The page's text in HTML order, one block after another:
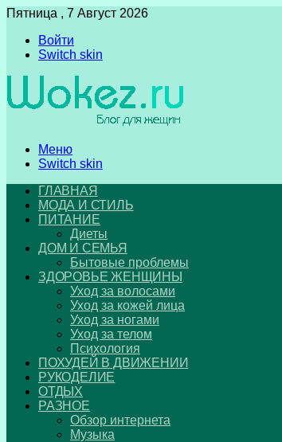
Пятница , 7 Август 2026
Войти
Switch skin
Меню
Switch skin
ГЛАВНАЯ
МОДА И СТИЛЬ
ПИТАНИЕ
Диеты
ДОМ И СЕМЬЯ
Бытовые проблемы
ЗДОРОВЬЕ ЖЕНЩИНЫ
Уход за волосами
Уход за кожей лица
Уход за ногами
Уход за телом
Психология
ПОХУДЕЙ В ДВИЖЕНИИ
РУКОДЕЛИЕ
ОТДЫХ
РАЗНОЕ
Обзор интернета
Музыка